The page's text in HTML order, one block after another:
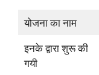
योजना का नाम
इनके द्वारा शुरू की
गयी